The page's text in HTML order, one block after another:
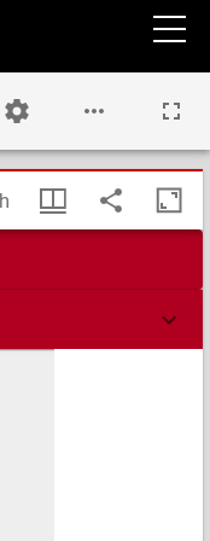
van Sevenaer, bij het gouden